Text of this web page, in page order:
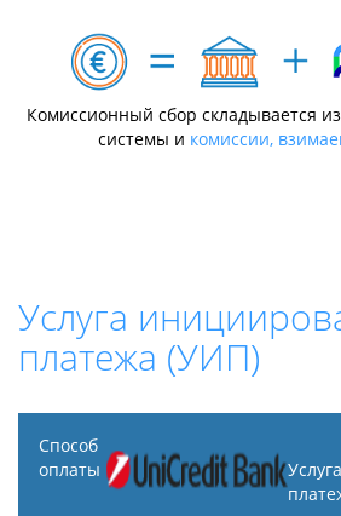
Комиссионный сбор складывается
системы и комиссии,
Услуга
платежа (УИП)
Способ
оплаты